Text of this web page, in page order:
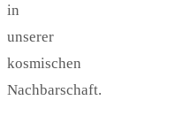
in
unserer
kosmischen
Nachbarschaft.